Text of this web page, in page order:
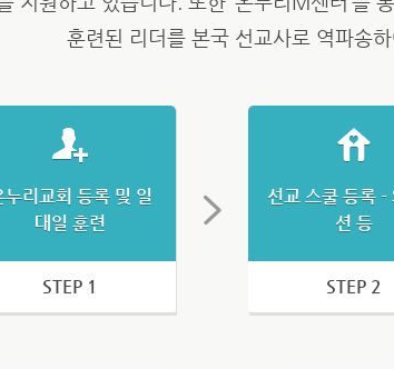
훈련된 리더를 본국 선교사로 역파송
누리교회 등록 및 일
대일 훈련
STEP 1
선교 스쿨 등록 -
션 등
STEP 2